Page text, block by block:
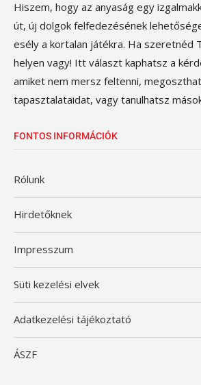
Hiszem, hogy az anyaság egy
út, új dolgok felfedezésének
esély a kortalan játékra. Ha szeretnéd
helyen vagy! Itt választ kaphatsz a
amiket nem mersz feltenni,
tapasztalataidat, vagy tanulhatsz
FONTOS INFORMÁCIÓK
Rólunk
Hirdetőknek
Impresszum
Süti kezelési elvek
Adatkezelési tájékoztató
ÁSZF